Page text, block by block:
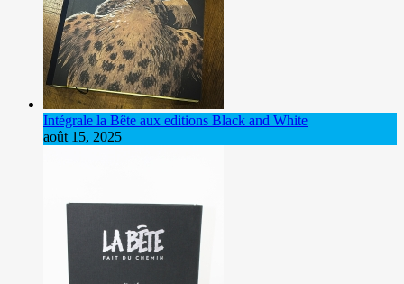
Intégrale la Bête aux editions Black and White
août 15, 2025